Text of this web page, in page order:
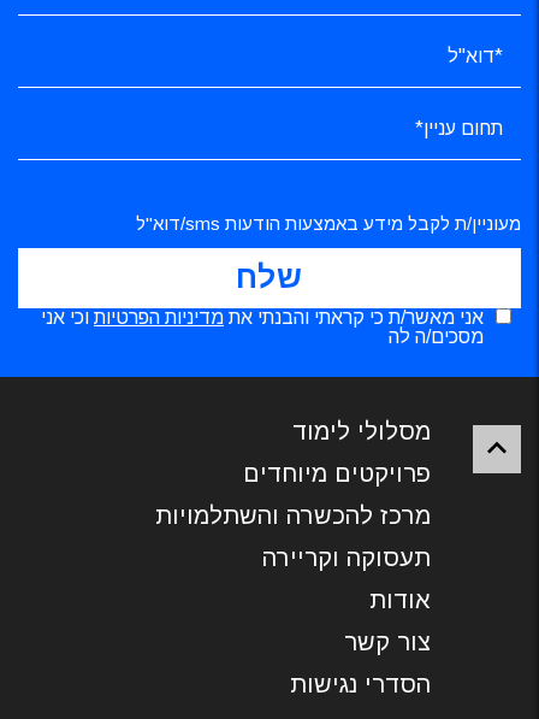
מעוניין/ת לקבל מידע באמצעות הודעות sms/דוא"ל
אני מאשר/ת כי קראתי והבנתי את מדיניות הפרטיות וכי אני
מסכים/ה לה
מסלולי לימוד
פרויקטים מיוחדים
מרכז להכשרה והשתלמויות
תעסוקה וקריירה
אודות
צור קשר
הסדרי נגישות